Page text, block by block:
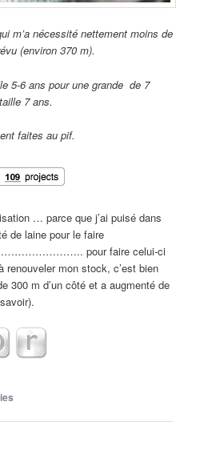
m’a nécessité nettement moins de
(environ 370 m).
5-6 ans pour une grande de 7
7 ans.
faites au pif.
… parce que j’ai puisé dans
de laine pour le faire
pour faire celui-ci
mon stock, c’est bien
300 m d’un côté et a augmenté de